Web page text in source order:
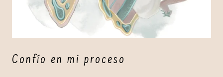
Confío en mi proceso